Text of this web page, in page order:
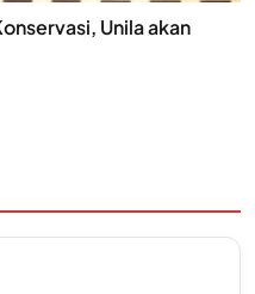
Unila akan